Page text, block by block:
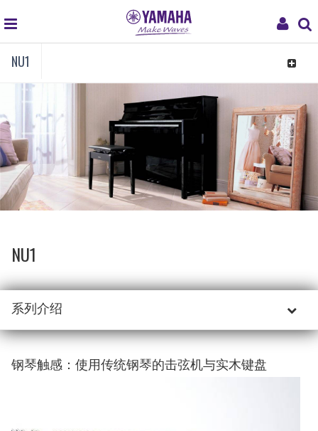
My
global
navigation
NU1
Toggle
NU1
系列介绍
钢琴触感：使用传统钢琴的击弦机与实木键盘